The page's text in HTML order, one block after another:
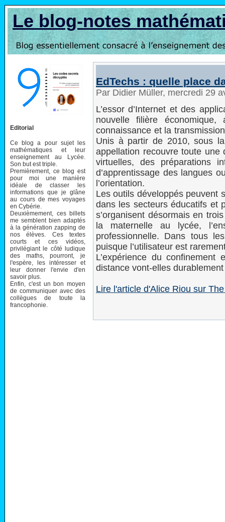
Le blog-notes
Editorial
Ce blog a pour sujet les
mathématiques et leur
enseignement au Lycée.
Son but est triple.
Premièrement, ce blog est
pour moi une manière
idéale de classer les
informations que je glâne
au cours de mes voyages
en Cybérie.
Deuxièmement, ces billets
me semblent bien adaptés
à la génération zapping de
nos élèves. Ces textes
courts et ces vidéos,
privilégiant le côté ludique
des maths, pourront, je
l'espère, les intéresser et
leur donner l'envie d'en
savoir plus.
Enfin, c'est un bon moyen
de communiquer avec des
collègues de toute la
francophonie.
EdTechs : quelle place
Par Didier Müller, mercredi 29
L’essor d’Internet et des
nouvelle filière
connaissance et la
Unis à partir de 2010, sous
appellation recouvre toute une
virtuelles, des préparations
d’apprentissage des langues
l’orientation.
Les outils développés peuvent
dans les secteurs éducatifs et
s’organisent désormais en
la maternelle au lycée,
professionnelle. Dans tous
puisque l’utilisateur est
L’expérience du confinement
distance vont-elles
Lire l'article d'Alice Riou sur